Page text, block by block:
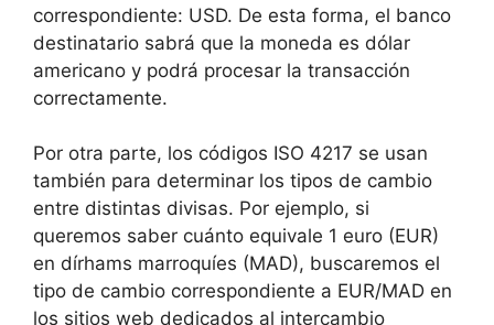
correspondiente: USD. De esta forma, el banco
destinatario sabrá que la moneda es dólar
americano y podrá procesar la transacción
correctamente.
Por otra parte, los códigos ISO 4217 se usan
también para determinar los tipos de cambio
entre distintas divisas. Por ejemplo, si
queremos saber cuánto equivale 1 euro (EUR)
en dírhams marroquíes (MAD), buscaremos el
tipo de cambio correspondiente a EUR/MAD en
los sitios web dedicados al intercambio